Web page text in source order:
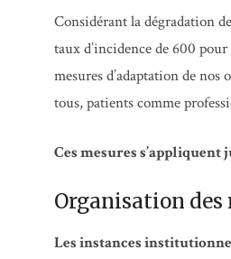
Considérant la dégradation
taux d’incidence de 600
mesures d’adaptation de
tous, patients comme
Ces mesures s’appliquent
Organisation
Les instances